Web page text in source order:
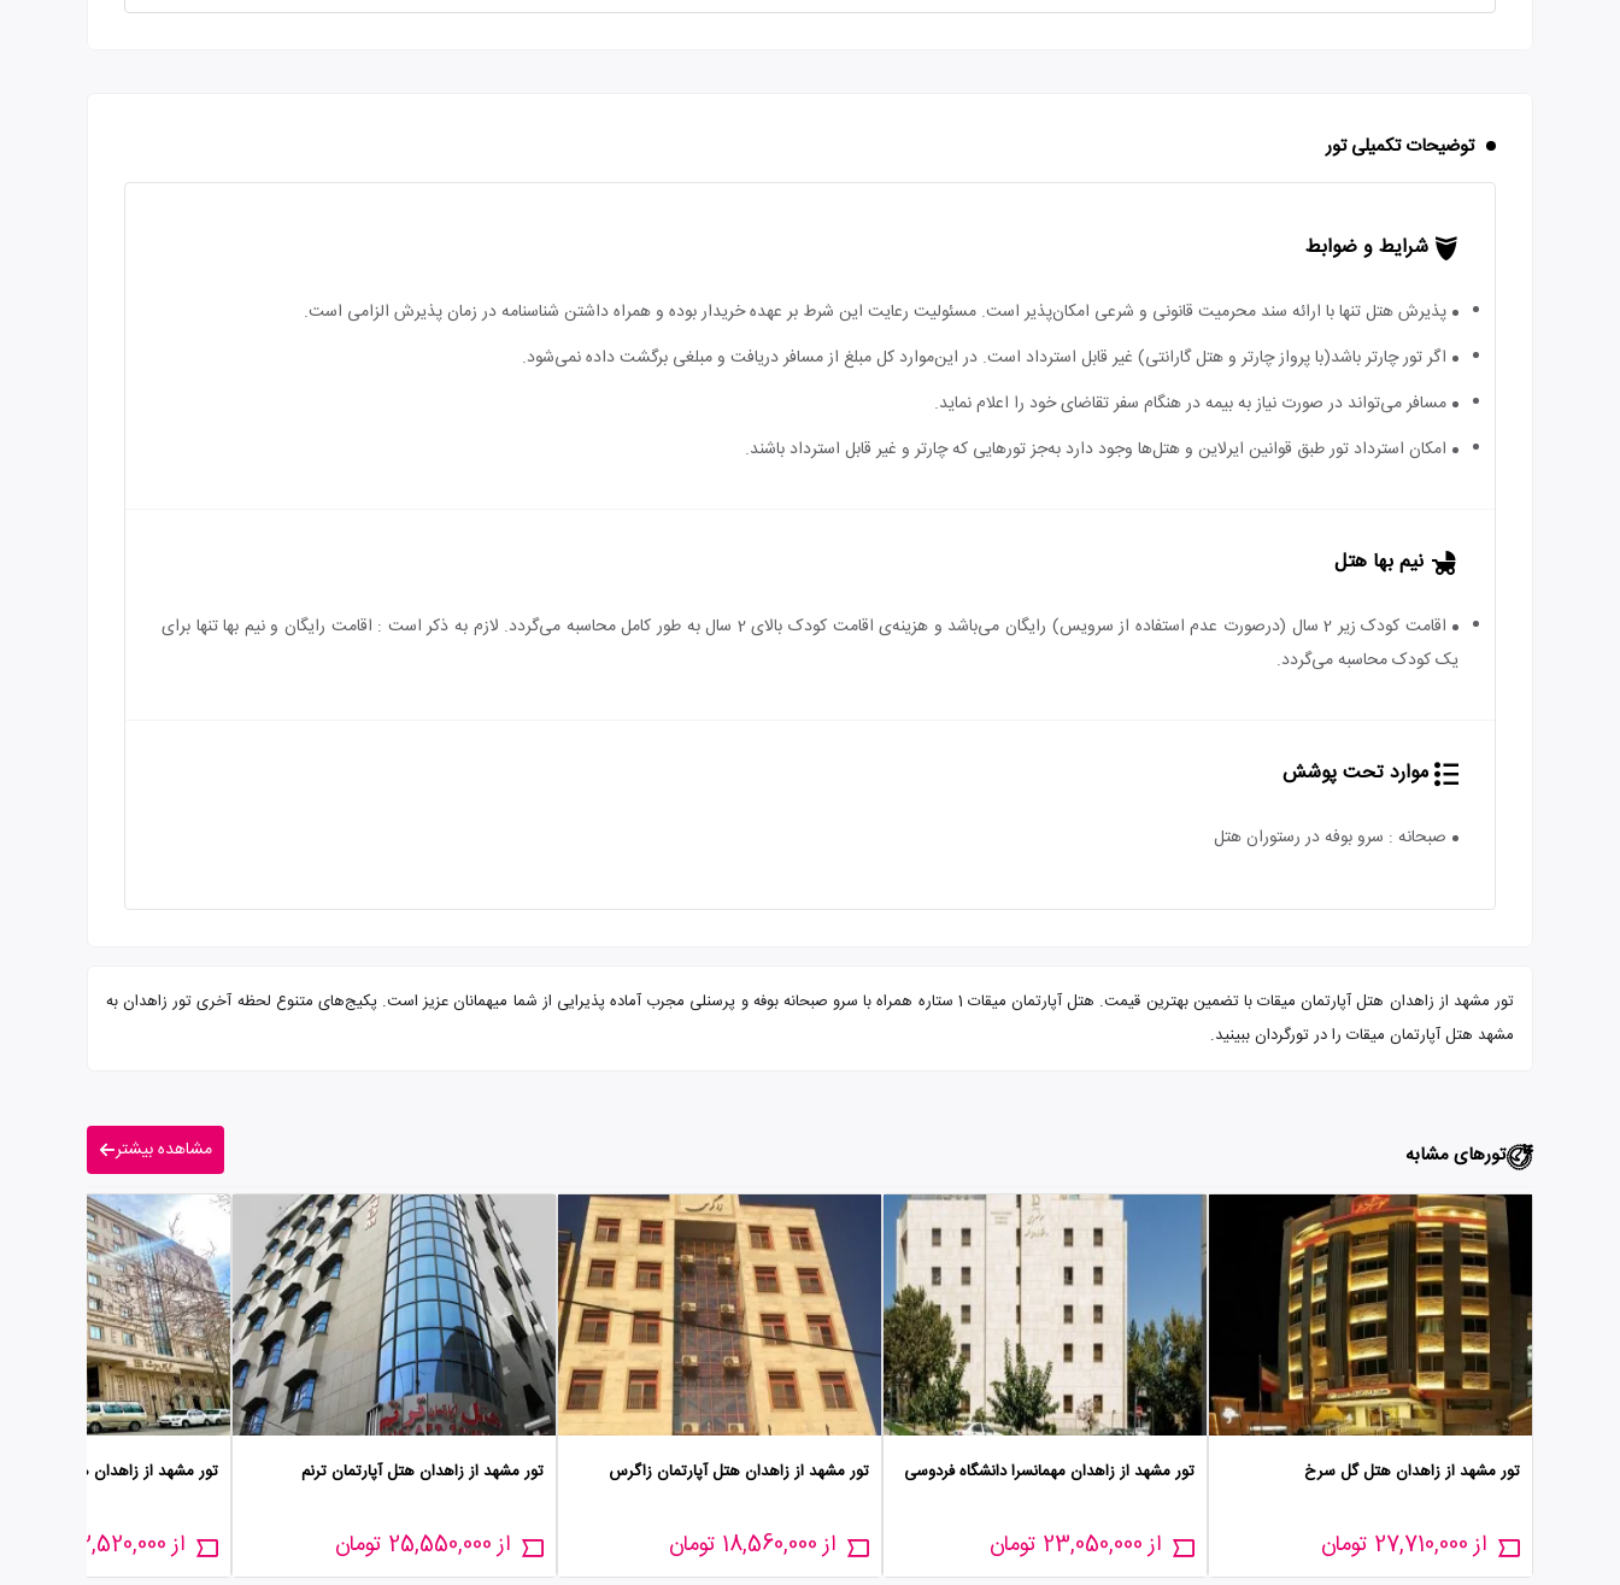
توضیحات تکمیلی تور
شرایط و ضوابط
پذیرش هتل تنها با ارائه سند محرمیت قانونی و شرعی امکان‌پذیر است. مسئولیت رعایت این شرط بر عهده خریدار بوده و همراه داشتن شناسنامه در زمان پذیرش الزامی است.
اگر تور چارتر باشد(با پرواز چارتر و هتل گارانتی) غیر قابل استرداد است. در این‌موارد کل مبلغ از مسافر دریافت و مبلغی برگشت داده نمی‌شود.
مسافر می‌تواند در صورت نیاز به بیمه در هنگام سفر تقاضای خود را اعلام نماید.
امکان استرداد تور طبق قوانین ایرلاین و هتل‌ها وجود دارد به‌جز تورهایی که چارتر و غیر قابل استرداد باشند.
نیم بها هتل
اقامت کودک زیر 2 سال (درصورت عدم استفاده از سرویس) رایگان می‌باشد و هزینه‌ی اقامت کودک بالای 2 سال به طور کامل محاسبه می‌گردد. لازم به ذکر است : اقامت رایگان و نیم بها تنها برای
یک کودک محاسبه می‌گردد.
موارد تحت پوشش
صبحانه : سرو بوفه در رستوران هتل
تور مشهد از زاهدان هتل آپارتمان میقات با تضمین بهترین قیمت. هتل آپارتمان میقات 1 ستاره همراه با سرو صبحانه بوفه و پرسنلی مجرب آماده پذیرایی از شما میهمانان عزیز است. پکیج‌های متنوع لحظه آخری تور زاهدان به
مشهد هتل آپارتمان میقات را در تورگردان ببینید.
تورهای مشابه مشاهده بیشتر
تور مشهد از زاهدان هتل گل سرخ
از 27,710,000 تومان
تور مشهد از زاهدان مهمانسرا دانشگاه فردوسی
از 23,050,000 تومان
تور مشهد از زاهدان هتل آپارتمان زاگرس
از 18,560,000 تومان
تور مشهد از زاهدان هتل آپارتمان ترنم
از 25,550,000 تومان
تور مشهد از زاهدان هتل حدیث
از 22,520,000 تومان